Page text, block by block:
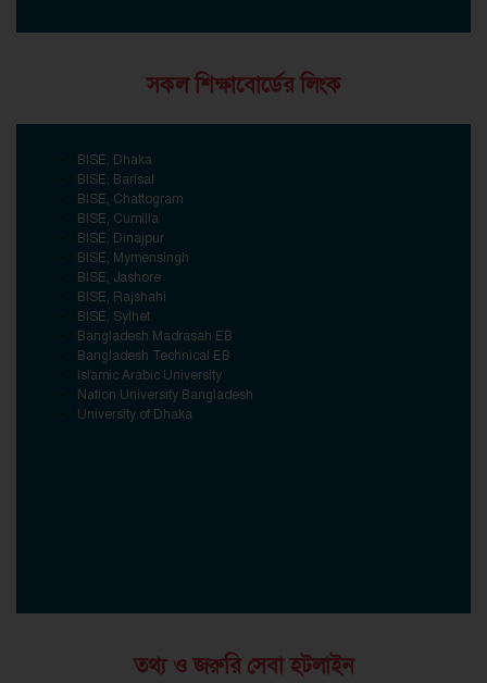
সকল শিক্ষাবোর্ডের লিংক
BISE, Dhaka
BISE, Barisal
BISE, Chattogram
BISE, Cumilla
BISE, Dinajpur
BISE, Mymensingh
BISE, Jashore
BISE, Rajshahi
BISE, Sylhet
Bangladesh Madrasah EB
Bangladesh Technical EB
Islamic Arabic University
Nation University Bangladesh
University of Dhaka
তথ্য ও জরুরি সেবা হটলাইন